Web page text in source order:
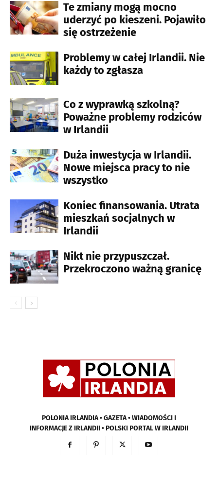
Te zmiany mogą mocno
uderzyć po kieszeni. Pojawiło
się ostrzeżenie
Problemy w całej Irlandii. Nie
każdy to zgłasza
Co z wyprawką szkolną?
Poważne problemy rodziców
w Irlandii
Duża inwestycja w Irlandii.
Nowe miejsca pracy to nie
wszystko
Koniec finansowania. Utrata
mieszkań socjalnych w
Irlandii
Nikt nie przypuszczał.
Przekroczono ważną granicę
POLONIA IRLANDIA • GAZETA • WIADOMOŚCI I
INFORMACJE Z IRLANDII • POLSKI PORTAL W IRLANDII